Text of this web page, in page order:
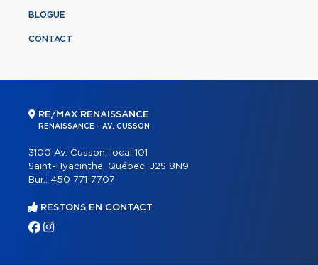
BLOGUE
CONTACT
RE/MAX RENAISSANCE
RENAISSANCE - AV. CUSSON
3100 Av. Cusson, local 101
Saint-Hyacinthe, Québec, J2S 8N9
Bur.: 450 771-7707
RESTONS EN CONTACT